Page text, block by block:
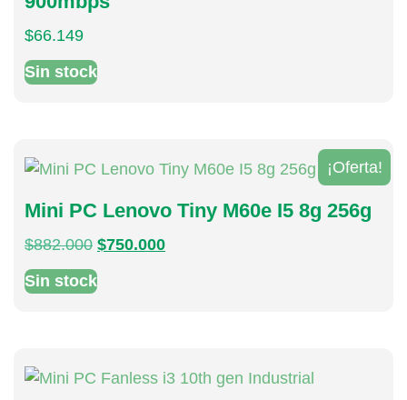
$66.149
Sin stock
¡Oferta!
Mini PC Lenovo Tiny M60e I5 8g 256g
$882.000 $750.000
Sin stock